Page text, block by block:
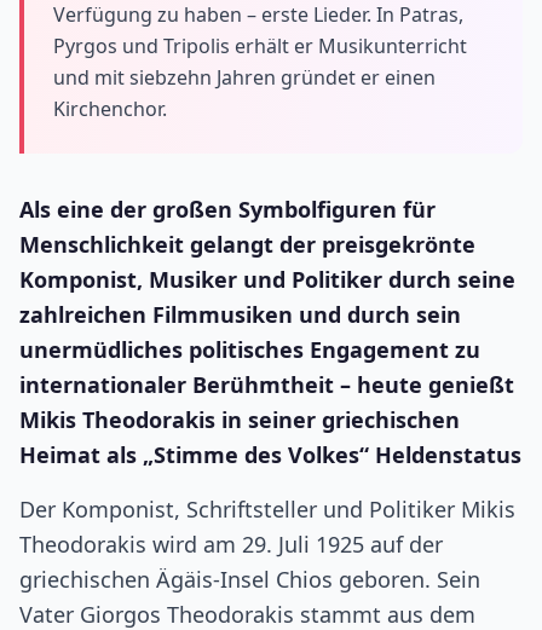
Verfügung zu haben – erste Lieder. In Patras,
Pyrgos und Tripolis erhält er Musikunterricht
und mit siebzehn Jahren gründet er einen
Kirchenchor.
Als eine der großen Symbolfiguren für
Menschlichkeit gelangt der preisgekrönte
Komponist, Musiker und Politiker durch seine
zahlreichen Filmmusiken und durch sein
unermüdliches politisches Engagement zu
internationaler Berühmtheit – heute genießt
Mikis Theodorakis in seiner griechischen
Heimat als „Stimme des Volkes“ Heldenstatus
Der Komponist, Schriftsteller und Politiker Mikis
Theodorakis wird am 29. Juli 1925 auf der
griechischen Ägäis-Insel Chios geboren. Sein
Vater Giorgos Theodorakis stammt aus dem